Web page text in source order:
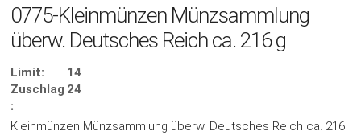
0775-Kleinmünzen Münzsammlung
überw. Deutsches Reich ca. 216 g
Limit:
14
Zuschlag
:
24
Kleinmünzen Münzsammlung überw. Deutsches Reich ca. 216